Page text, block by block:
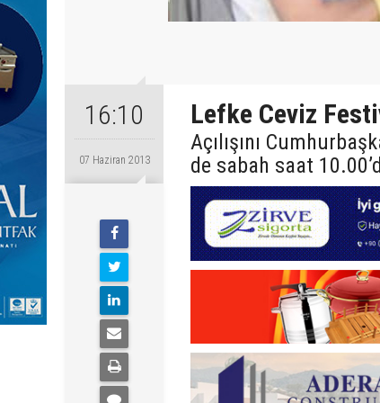
16:10
07 Haziran 2013
Lefke Ceviz
Açılışını
de sabah saat